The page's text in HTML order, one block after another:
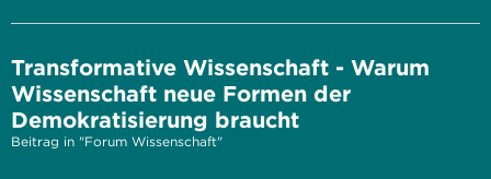
Transformative Wissenschaft - Warum
Wissenschaft neue Formen der
Demokratisierung braucht
Beitrag in "Forum Wissenschaft"